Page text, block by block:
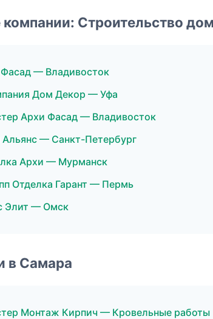
Строительство
— Владивосток
Дом Декор — Уфа
Архи Фасад — Владивосток
— Санкт-Петербург
Архи — Мурманск
Отделка Гарант — Пермь
Элит — Омск
в Самара
Монтаж Кирпич — Кровельные работы